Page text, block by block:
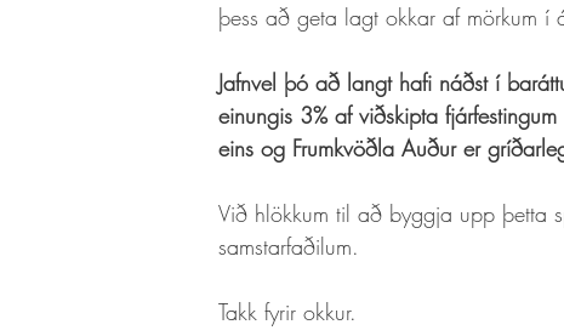
þess að geta lagt okkar af mörkum í
Jafnvel þó að langt hafi náðst í
einungis 3% af viðskipta
eins og Frumkvöðla Auður er
Við hlökkum til að byggja upp þetta
samstarfaðilum.
Takk fyrir okkur.